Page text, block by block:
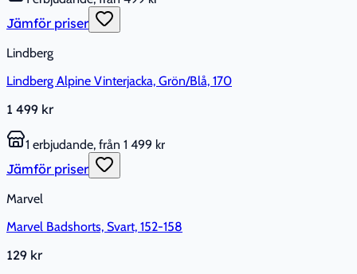
Jämför priser
Lindberg
Lindberg Alpine Vinterjacka, Grön/Blå, 170
1 499 kr
1 erbjudande, från 1 499 kr
Jämför priser
Marvel
Marvel Badshorts, Svart, 152-158
129 kr